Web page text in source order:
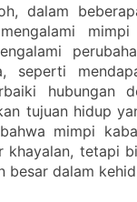
dalam
seperti
hubungan
tujuan hidup
mimpi
khayalan, tetapi
besar dalam